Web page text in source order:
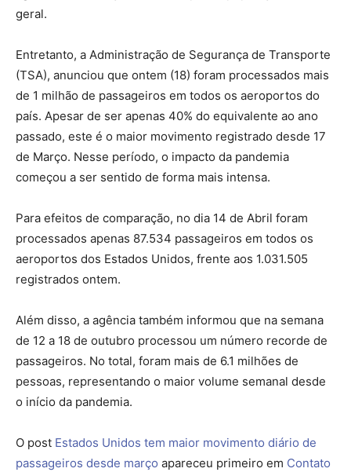
geral.
Entretanto, a Administração de Segurança de Transporte
(TSA), anunciou que ontem (18) foram processados mais
de 1 milhão de passageiros em todos os aeroportos do
país. Apesar de ser apenas 40% do equivalente ao ano
passado, este é o maior movimento registrado desde 17
de Março. Nesse período, o impacto da pandemia
começou a ser sentido de forma mais intensa.
Para efeitos de comparação, no dia 14 de Abril foram
processados apenas 87.534 passageiros em todos os
aeroportos dos Estados Unidos, frente aos 1.031.505
registrados ontem.
Além disso, a agência também informou que na semana
de 12 a 18 de outubro processou um número recorde de
passageiros. No total, foram mais de 6.1 milhões de
pessoas, representando o maior volume semanal desde
o início da pandemia.
O post Estados Unidos tem maior movimento diário de
passageiros desde março apareceu primeiro em Contato